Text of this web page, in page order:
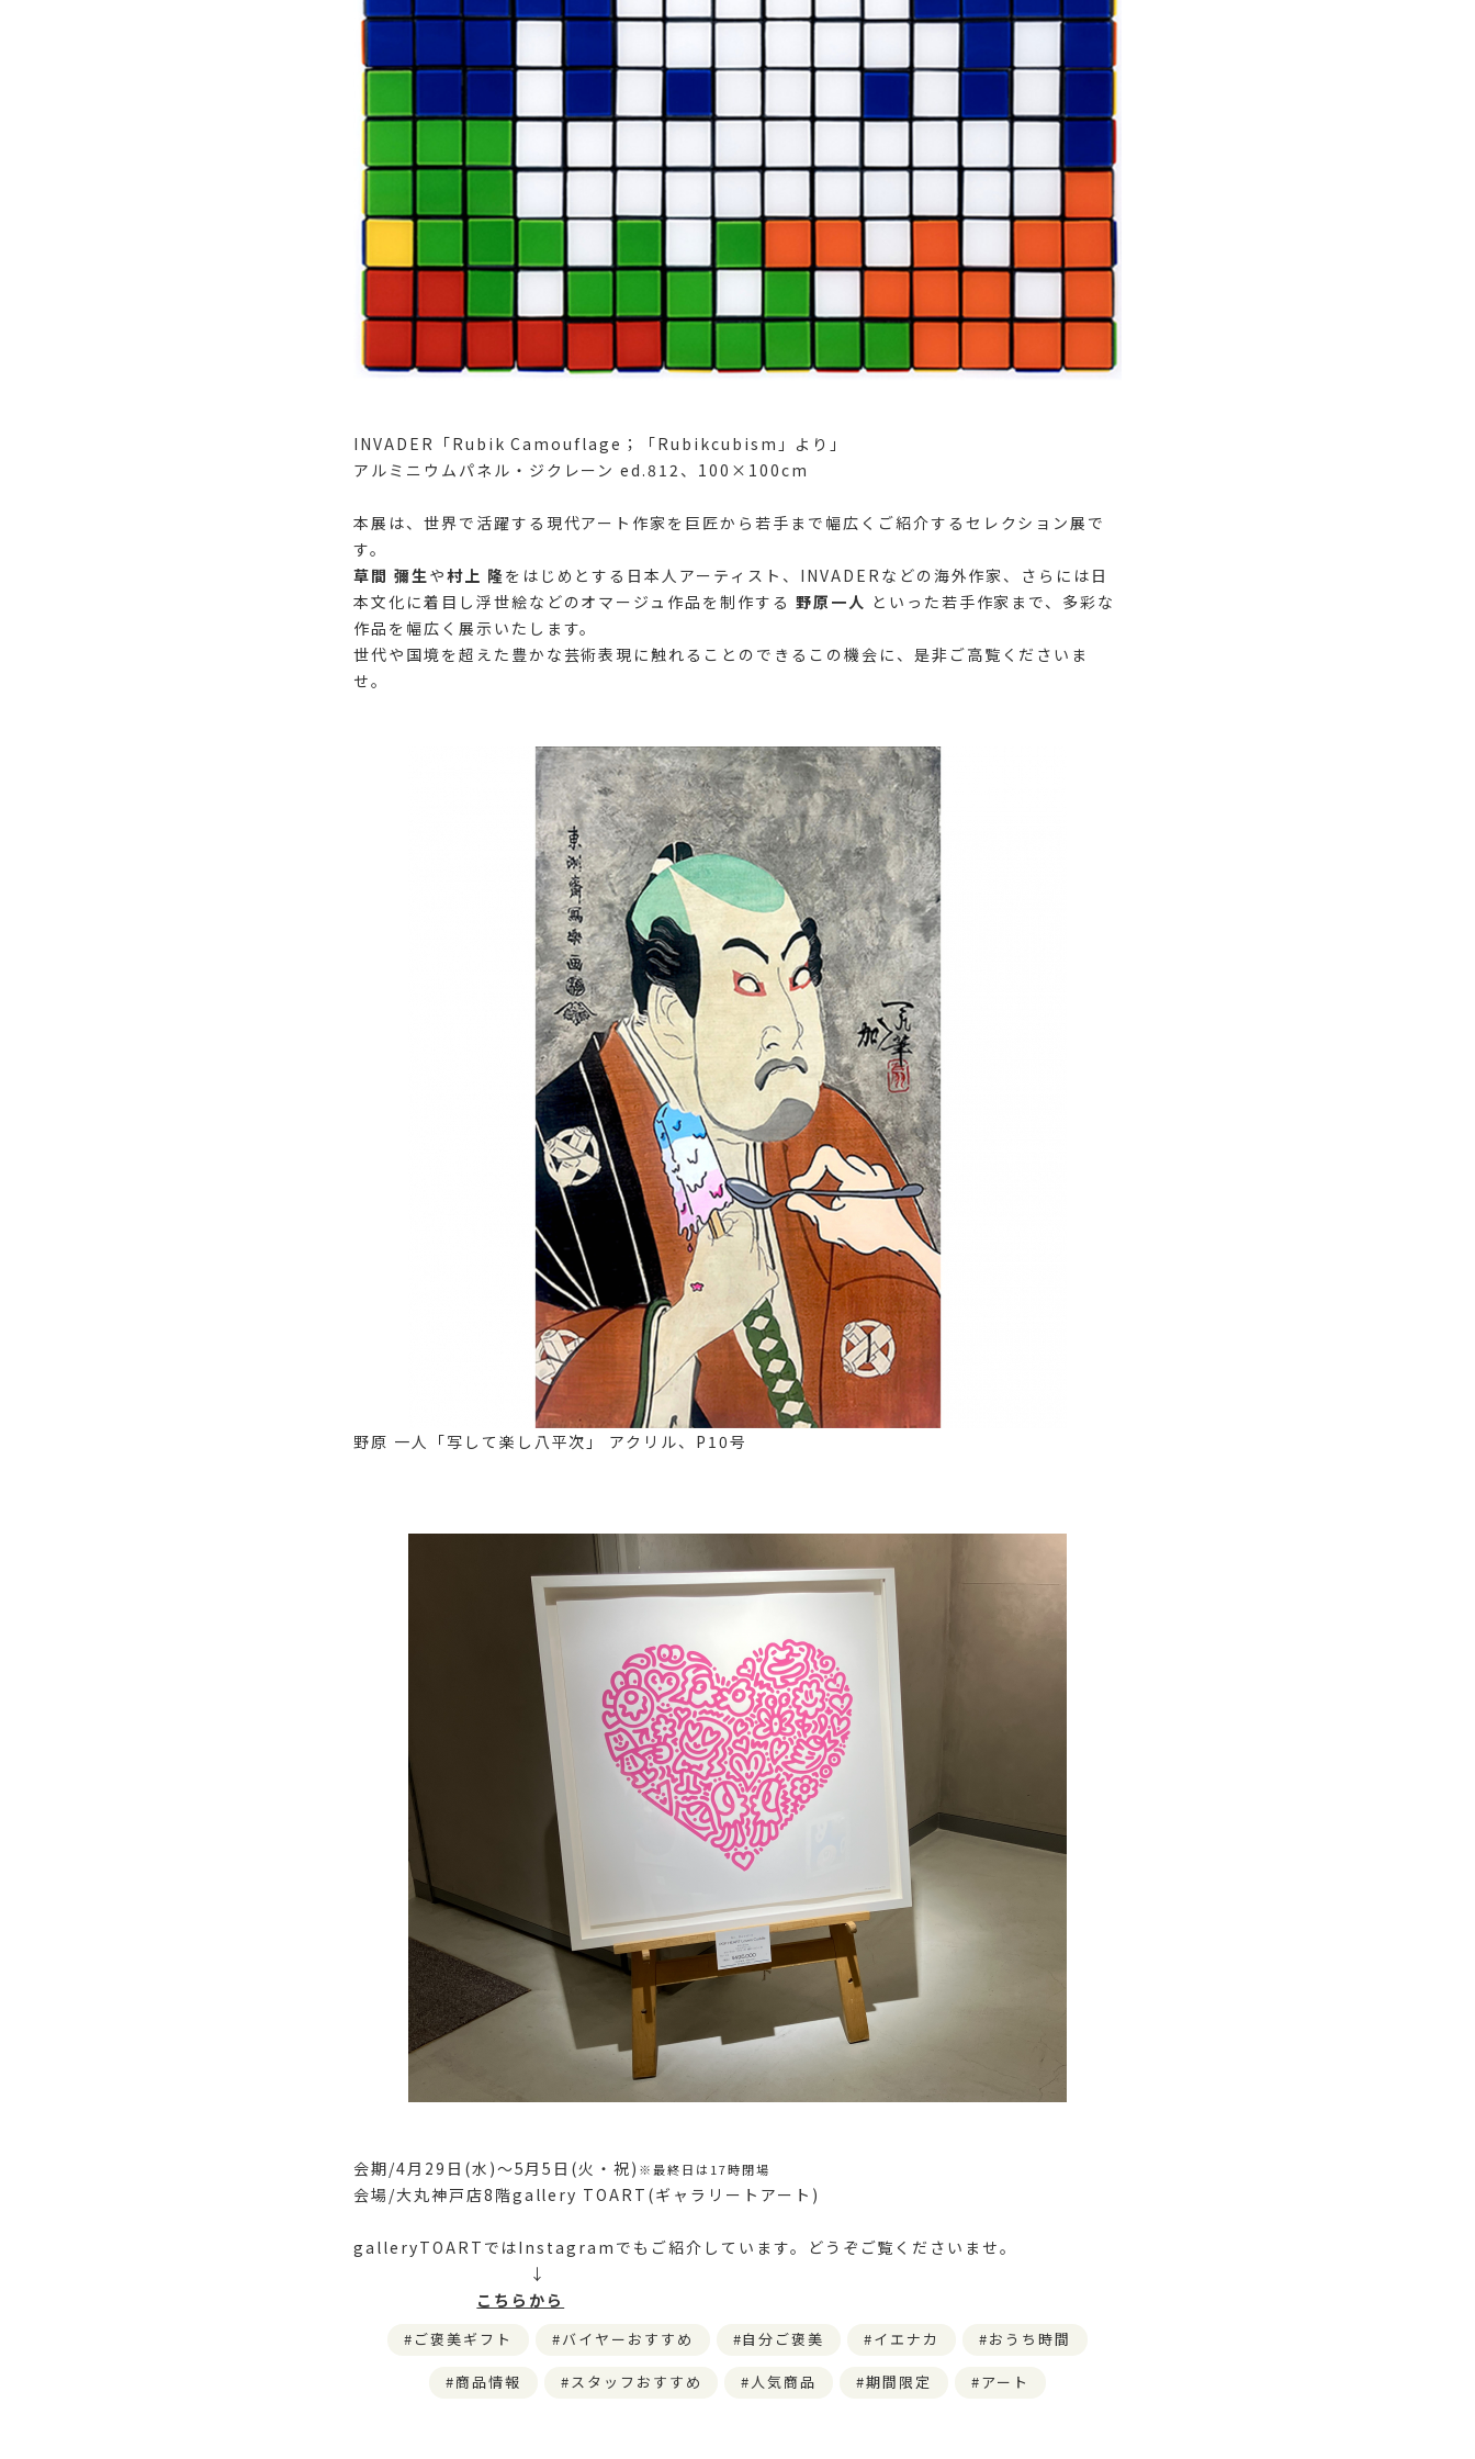
INVADER「Rubik Camouflage；「Rubikcubism」より」
アルミニウムパネル・ジクレーン ed.812、100×100cm
本展は、世界で活躍する現代アート作家を巨匠から若手まで幅広くご紹介するセレクション展で
す。
草間 彌生 や村上 隆をはじめとする日本人アーティスト、INVADERなどの海外作家、さらには日
本文化に着目し浮世絵などのオマージュ作品を制作する 野原一人 といった若手作家まで、多彩な
作品を幅広く展示いたします。
世代や国境を超えた豊かな芸術表現に触れることのできるこの機会に、是非ご高覧くださいま
せ。
野原 一人「写して楽し八平次」 アクリル、P10号
会期/4月29日(水)～5月5日(火・祝) ※最終日は17時閉場
会場/大丸神戸店8階gallery TOART(ギャラリートアート)
galleryTOARTではInstagramでもご紹介しています。どうぞご覧くださいませ。
↓
こちらから
ご褒美ギフト バイヤーおすすめ 自分ご褒美 イエナカ おうち時間
商品情報 スタッフおすすめ 人気商品 期間限定 アート